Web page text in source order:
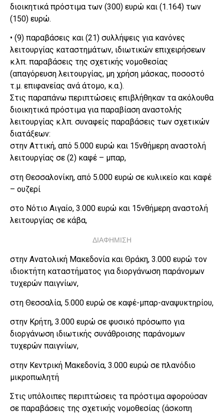
διοικητικά πρόστιμα των (300) ευρώ και (1.164) των
(150) ευρώ.
• (9) παραβάσεις και (21) συλλήψεις για κανόνες
λειτουργίας καταστημάτων, ιδιωτικών επιχειρήσεων
κ.λπ. παραβάσεις της σχετικής νομοθεσίας
(απαγόρευση λειτουργίας, μη χρήση μάσκας, ποσοστό
τ.μ. επιφανείας ανά άτομο, κ.α.).
Στις παραπάνω περιπτώσεις επιβλήθηκαν τα ακόλουθα
διοικητικά πρόστιμα για παραβίαση αναστολής
λειτουργίας κ.λπ. συναφείς παραβάσεις των σχετικών
διατάξεων:
στην Αττική, από 5.000 ευρώ και 15νθήμερη αναστολή
λειτουργίας σε (2) καφέ – μπαρ,
στη Θεσσαλονίκη, από 5.000 ευρώ σε κυλικείο και καφέ
– ουζερί
στο Νότιο Αιγαίο, 3.000 ευρώ και 15νθήμερη αναστολή
λειτουργίας σε κάβα,
ΔΙΑΦΗΜΙΣΗ
στην Ανατολική Μακεδονία και Θράκη, 3.000 ευρώ τον
ιδιοκτήτη καταστήματος για διοργάνωση παράνομων
τυχερών παιγνίων,
στη Θεσσαλία, 5.000 ευρώ σε καφέ-μπαρ-αναψυκτηρίου,
στην Κρήτη, 3.000 ευρώ σε φυσικό πρόσωπο για
διοργάνωση ιδιωτικής συνάθροισης παράνομων
τυχερών παιγνίων,
στην Κεντρική Μακεδονία, 3.000 ευρώ σε πλανόδιο
μικροπωλητή
Στις υπόλοιπες περιπτώσεις τα πρόστιμα αφορούσαν
σε παραβάσεις της σχετικής νομοθεσίας (άσκοπη